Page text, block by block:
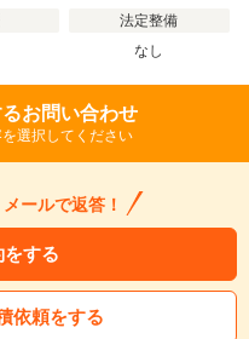
法定整備
なし
お問い合わせ
選択してください
ールで返答！
する
依頼をする